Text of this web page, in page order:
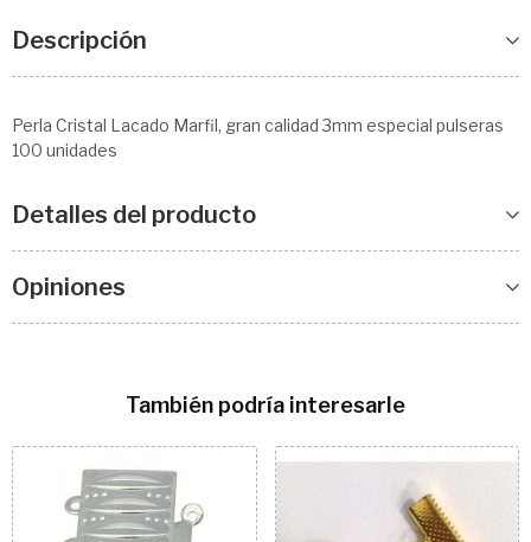
Descripción
Perla Cristal Lacado Marfil, gran calidad 3mm especial pulseras
100 unidades
Detalles del producto
Opiniones
También podría interesarle